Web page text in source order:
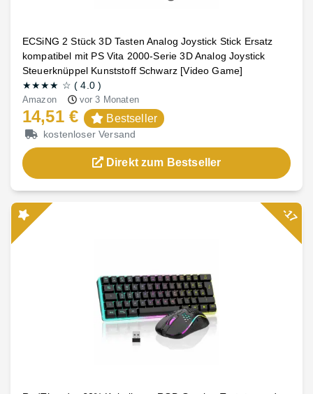
ECSiNG 2 Stück 3D Tasten Analog Joystick Stick Ersatz
kompatibel mit PS Vita 2000-Serie 3D Analog Joystick
Steuerknüppel Kunststoff Schwarz [Video Game]
★★★★ ☆ (4.0)
Amazon vor 3 Monaten
14,51 € Bestseller
kostenloser Versand
Direkt zum Bestseller
-17